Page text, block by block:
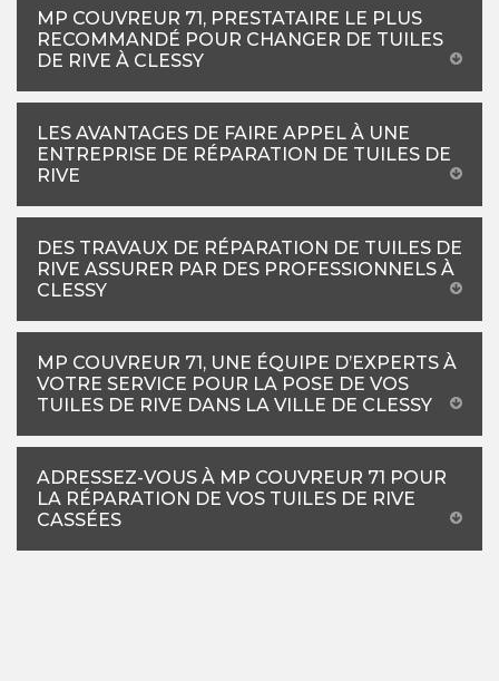
MP COUVREUR 71, PRESTATAIRE LE PLUS
RECOMMANDÉ POUR CHANGER DE TUILES
DE RIVE À CLESSY
LES AVANTAGES DE FAIRE APPEL À UNE
ENTREPRISE DE RÉPARATION DE TUILES DE
RIVE
DES TRAVAUX DE RÉPARATION DE TUILES DE
RIVE ASSURER PAR DES PROFESSIONNELS À
CLESSY
MP COUVREUR 71, UNE ÉQUIPE D’EXPERTS À
VOTRE SERVICE POUR LA POSE DE VOS
TUILES DE RIVE DANS LA VILLE DE CLESSY
ADRESSEZ-VOUS À MP COUVREUR 71 POUR
LA RÉPARATION DE VOS TUILES DE RIVE
CASSÉES